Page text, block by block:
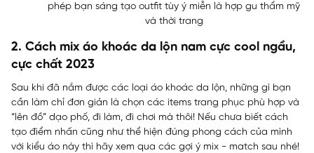
phép bạn sáng tạo outfit tùy ý miễn là hợp gu thẩm mỹ
và thời trang
2. Cách mix áo khoác da lộn nam cực cool ngầu,
cực chất 2023
Sau khi đã nắm được các loại áo khoác da lộn, những gì bạn
cần làm chỉ đơn giản là chọn các items trang phục phù hợp và
“lên đồ” dạo phố, đi làm, đi chơi mà thôi! Nếu chưa biết cách
tạo điểm nhấn cũng như thể hiện đúng phong cách của mình
với kiểu áo này thì hãy xem qua các gợi ý mix - match sau nhé!